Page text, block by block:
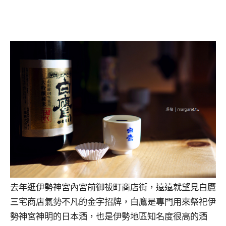
去年逛伊勢神宮內宮前御祓町商店街，遠遠就望見白鷹
三宅商店氣勢不凡的金字招牌，白鷹是專門用來祭祀伊
勢神宮神明的日本酒，也是伊勢地區知名度很高的酒